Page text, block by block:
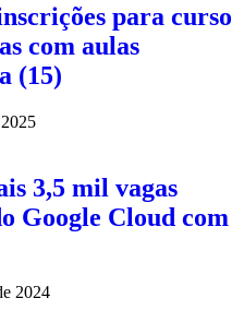
para curso
com aulas
(15)
3,5 mil vagas
Google Cloud com
2024